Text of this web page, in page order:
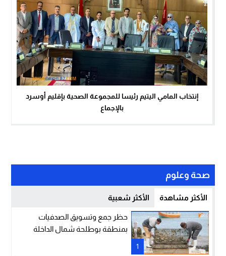
إنتخاب المامي اليتيم رئيسا للمجموعة الصحية بإقليم أوسرد
بالإجماع
صحة وعلوم
الأكثر مشاهدة الأكثر شعبية
1
حظر جمع وتسويق الصدفيات
بمنطقة بوطلحة شمال الداخلة